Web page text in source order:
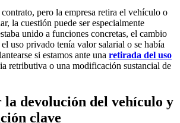
pero la empresa retira el vehículo o
la cuestión puede ser especialmente
unido a funciones concretas, el cambio
uso privado tenía valor salarial o se había
si estamos ante una retirada del uso
retributiva o una modificación sustancial de
la devolución del vehículo y
clave